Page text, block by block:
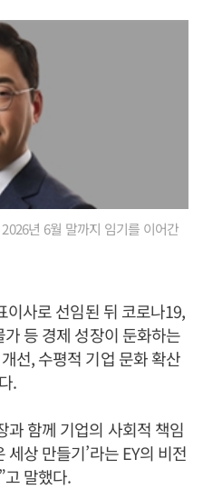
년 6월 말까지 임기를 이어간
이사로 선임된 뒤 코로나19,
등 경제 성장이 둔화하는
선, 수평적 기업 문화 확산
.
과 함께 기업의 사회적 책임
상 만들기’라는 EY의 비전
말했다.